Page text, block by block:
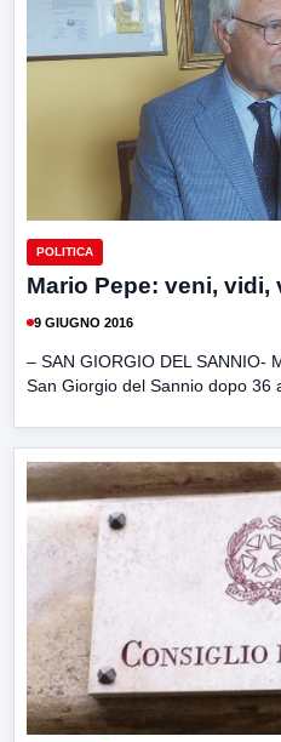
POLITICA
Mario Pepe: veni, vidi,
9 GIUGNO 2016
– SAN GIORGIO DEL SANNIO-
San Giorgio del Sannio dopo 36